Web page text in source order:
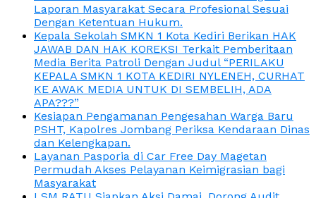
Laporan Masyarakat Secara Profesional Sesuai
Dengan Ketentuan Hukum.
Kepala Sekolah SMKN 1 Kota Kediri Berikan HAK
JAWAB DAN HAK KOREKSI Terkait Pemberitaan
Media Berita Patroli Dengan Judul “PERILAKU
KEPALA SMKN 1 KOTA KEDIRI NYLENEH, CURHAT
KE AWAK MEDIA UNTUK DI SEMBELIH, ADA
APA???”
Kesiapan Pengamanan Pengesahan Warga Baru
PSHT, Kapolres Jombang Periksa Kendaraan Dinas
dan Kelengkapan.
Layanan Pasporia di Car Free Day Magetan
Permudah Akses Pelayanan Keimigrasian bagi
Masyarakat